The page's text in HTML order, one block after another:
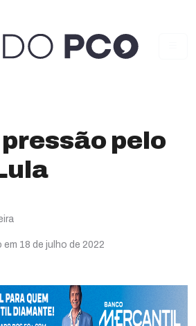
pressão pelo
18 de julho de 2022